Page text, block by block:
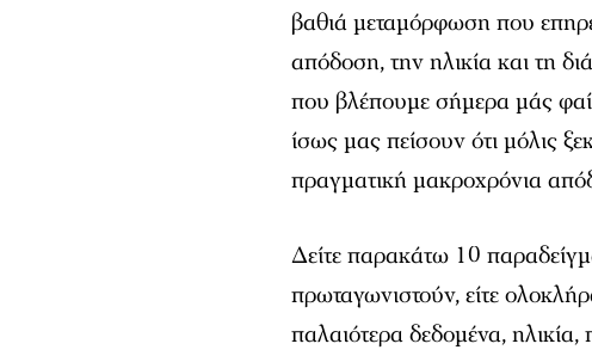
βαθιά μεταμόρφωση που
απόδοση, την ηλικία και τη
που βλέπουμε σήμερα μάς
ίσως μας πείσουν ότι μόλις
πραγματική μακροχρόνια
Δείτε παρακάτω 10
πρωταγωνιστούν, είτε
παλαιότερα δεδομένα,